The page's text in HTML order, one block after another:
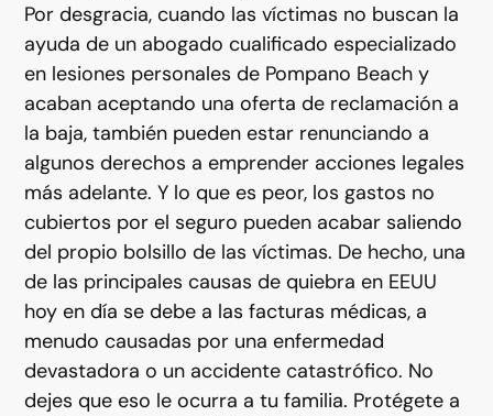
Por desgracia, cuando las víctimas no buscan la
ayuda de un abogado cualificado especializado
en lesiones personales de Pompano Beach y
acaban aceptando una oferta de reclamación a
la baja, también pueden estar renunciando a
algunos derechos a emprender acciones legales
más adelante. Y lo que es peor, los gastos no
cubiertos por el seguro pueden acabar saliendo
del propio bolsillo de las víctimas. De hecho, una
de las principales causas de quiebra en EEUU
hoy en día se debe a las facturas médicas, a
menudo causadas por una enfermedad
devastadora o un accidente catastrófico. No
dejes que eso le ocurra a tu familia. Protégete a